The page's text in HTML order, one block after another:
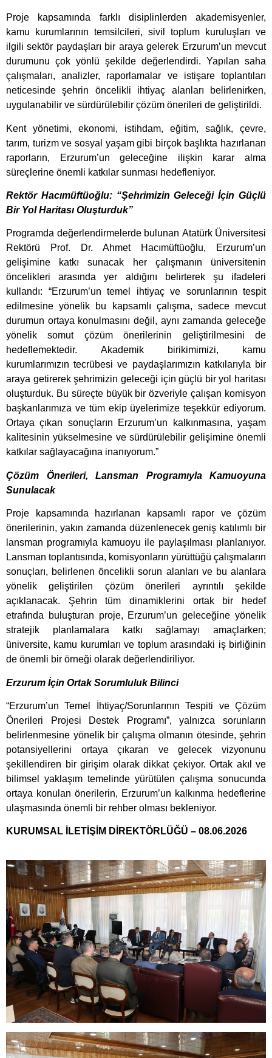
Proje kapsamında farklı disiplinlerden akademisyenler,
kamu kurumlarının temsilcileri, sivil toplum kuruluşları ve
ilgili sektör paydaşları bir araya gelerek Erzurum’un mevcut
durumunu çok yönlü şekilde değerlendirdi. Yapılan saha
çalışmaları, analizler, raporlamalar ve istişare toplantıları
neticesinde şehrin öncelikli ihtiyaç alanları belirlenirken,
uygulanabilir ve sürdürülebilir çözüm önerileri de geliştirildi.
Kent yönetimi, ekonomi, istihdam, eğitim, sağlık, çevre,
tarım, turizm ve sosyal yaşam gibi birçok başlıkta hazırlanan
raporların, Erzurum’un geleceğine ilişkin karar alma
süreçlerine önemli katkılar sunması hedefleniyor.
Rektör Hacımüftüoğlu: “Şehrimizin Geleceği İçin Güçlü
Bir Yol Haritası Oluşturduk”
Programda değerlendirmelerde bulunan Atatürk Üniversitesi
Rektörü Prof. Dr. Ahmet Hacımüftüoğlu, Erzurum’un
gelişimine katkı sunacak her çalışmanın üniversitenin
öncelikleri arasında yer aldığını belirterek şu ifadeleri
kullandı: “Erzurum’un temel ihtiyaç ve sorunlarının tespit
edilmesine yönelik bu kapsamlı çalışma, sadece mevcut
durumun ortaya konulmasını değil, aynı zamanda geleceğe
yönelik somut çözüm önerilerinin geliştirilmesini de
hedeflemektedir. Akademik birikimimizi, kamu
kurumlarımızın tecrübesi ve paydaşlarımızın katkılarıyla bir
araya getirerek şehrimizin geleceği için güçlü bir yol haritası
oluşturduk. Bu süreçte büyük bir özveriyle çalışan komisyon
başkanlarımıza ve tüm ekip üyelerimize teşekkür ediyorum.
Ortaya çıkan sonuçların Erzurum’un kalkınmasına, yaşam
kalitesinin yükselmesine ve sürdürülebilir gelişimine önemli
katkılar sağlayacağına inanıyorum.”
Çözüm Önerileri, Lansman Programıyla Kamuoyuna
Sunulacak
Proje kapsamında hazırlanan kapsamlı rapor ve çözüm
önerilerinin, yakın zamanda düzenlenecek geniş katılımlı bir
lansman programıyla kamuoyu ile paylaşılması planlanıyor.
Lansman toplantısında, komisyonların yürüttüğü çalışmaların
sonuçları, belirlenen öncelikli sorun alanları ve bu alanlara
yönelik geliştirilen çözüm önerileri ayrıntılı şekilde
açıklanacak. Şehrin tüm dinamiklerini ortak bir hedef
etrafında buluşturan proje, Erzurum’un geleceğine yönelik
stratejik planlamalara katkı sağlamayı amaçlarken;
üniversite, kamu kurumları ve toplum arasındaki iş birliğinin
de önemli bir örneği olarak değerlendiriliyor.
Erzurum İçin Ortak Sorumluluk Bilinci
“Erzurum’un Temel İhtiyaç/Sorunlarının Tespiti ve Çözüm
Önerileri Projesi Destek Programı”, yalnızca sorunların
belirlenmesine yönelik bir çalışma olmanın ötesinde, şehrin
potansiyellerini ortaya çıkaran ve gelecek vizyonunu
şekillendiren bir girişim olarak dikkat çekiyor. Ortak akıl ve
bilimsel yaklaşım temelinde yürütülen çalışma sonucunda
ortaya konulan önerilerin, Erzurum’un kalkınma hedeflerine
ulaşmasında önemli bir rehber olması bekleniyor.
KURUMSAL İLETİŞİM DİREKTÖRLÜĞÜ – 08.06.2026